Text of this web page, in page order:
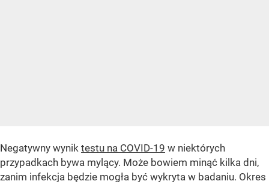
Negatywny wynik testu na COVID-19 w niektórych
przypadkach bywa mylący. Może bowiem minąć kilka dni,
zanim infekcja będzie mogła być wykryta w badaniu. Okres